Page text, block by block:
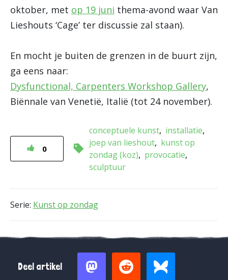
oktober, met op 19 juni thema-avond waar Van
Lieshouts ‘Cage’ ter discussie zal staan).
En mocht je buiten de grenzen in de buurt zijn,
ga eens naar:
Dysfunctional, Carpenters Workshop Gallery,
Biënnale van Venetië, Italië (tot 24 november).
0
conceptuele kunst installatie
joep van lieshout kunst op
zondag (koz)
provocatie
sculptuur
Serie: Kunst op zondag
Deel artikel